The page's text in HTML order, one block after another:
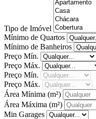
Tipo de Imóvel
Mínimo de Quartos
Mínimo de Banheiros
Preço Mín.
Preço Máx.
Preço Mín.
Preço Máx.
Área Mínima (m²)
Área Máxima (m²)
Min Garages